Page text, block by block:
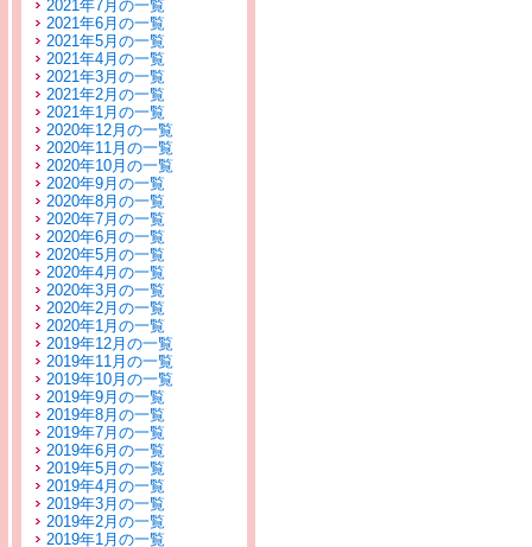
2021年7月の一覧
2021年6月の一覧
2021年5月の一覧
2021年4月の一覧
2021年3月の一覧
2021年2月の一覧
2021年1月の一覧
2020年12月の一覧
2020年11月の一覧
2020年10月の一覧
2020年9月の一覧
2020年8月の一覧
2020年7月の一覧
2020年6月の一覧
2020年5月の一覧
2020年4月の一覧
2020年3月の一覧
2020年2月の一覧
2020年1月の一覧
2019年12月の一覧
2019年11月の一覧
2019年10月の一覧
2019年9月の一覧
2019年8月の一覧
2019年7月の一覧
2019年6月の一覧
2019年5月の一覧
2019年4月の一覧
2019年3月の一覧
2019年2月の一覧
2019年1月の一覧